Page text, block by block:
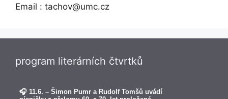
Email : tachov@umc.cz
program literárních čtvrtků